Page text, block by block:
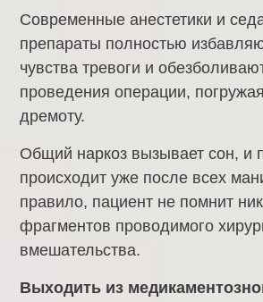
Современные анестетики и
препараты полностью
чувства тревоги и
проведения операции,
дремоту.
Общий наркоз вызывает сон, и
происходит уже после всех
правило, пациент не помнит
фрагментов проводимого
вмешательства.
Выходить из